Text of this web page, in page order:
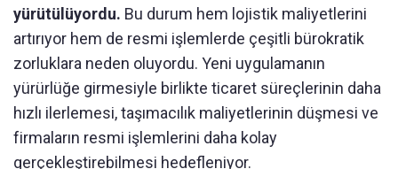
yürütülüyordu. Bu durum hem lojistik maliyetlerini
artırıyor hem de resmi işlemlerde çeşitli bürokratik
zorluklara neden oluyordu. Yeni uygulamanın
yürürlüğe girmesiyle birlikte ticaret süreçlerinin daha
hızlı ilerlemesi, taşımacılık maliyetlerinin düşmesi ve
firmaların resmi işlemlerini daha kolay
gerçekleştirebilmesi hedefleniyor.